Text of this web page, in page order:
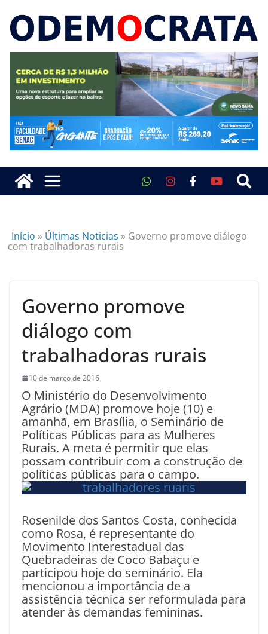
Início » Últimas Noticias » Governo promove diálogo
com trabalhadoras rurais
Governo promove
diálogo com
trabalhadoras rurais
10 de março de 2016
O Ministério do Desenvolvimento
Agrário (MDA) promove hoje (10) e
amanhã, em Brasília, o Seminário de
Políticas Públicas para as Mulheres
Rurais. A meta é permitir que elas
possam contribuir com a construção de
políticas públicas para o campo.
Rosenilde dos Santos Costa, conhecida
como Rosa, é representante do
Movimento Interestadual das
Quebradeiras de Coco Babaçu e
participou hoje do seminário. Ela
mencionou a importância de a
assistência técnica ser reformulada para
atender às demandas femininas.